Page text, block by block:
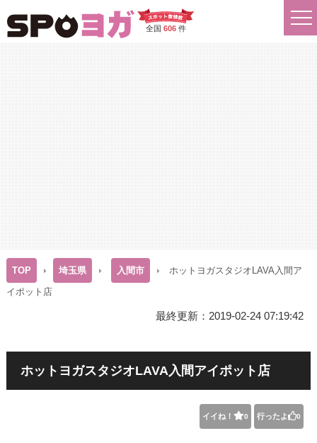
全国 606件
TOP 埼玉県 入間市
ホットヨガスタジオLAVA入間ア
イポット店
最終更新：2019-02-24 07:19:42
ホットヨガスタジオLAVA入間アイポット店
イイね！ 0 行ったよ 0